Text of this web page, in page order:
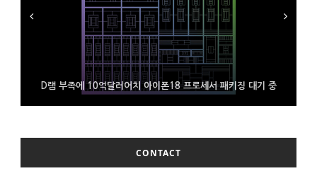
D램 부족에 10억달러어치 아이폰18 프로세서 패키징 대기 중
300~400달러 반지형 스피커 준비하는 오픈AI
조용히 스팀 프레임 검증 요구사항 바꾼 밸브
CONTACT